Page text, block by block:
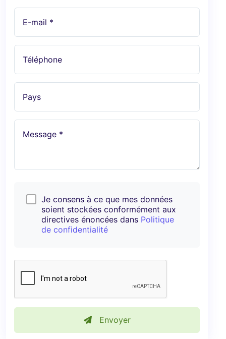
E-mail *
Téléphone
Pays
Message *
Je consens à ce que mes données
soient stockées conformément aux
directives énoncées dans Politique
de confidentialité
Envoyer